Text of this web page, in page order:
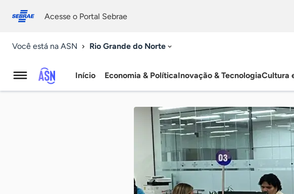
conosco
Acesse o Portal Sebrae
Você está na ASN Rio Grande do Norte
Agência
Início Economia & PolíticaInovação & TecnologiaCultura